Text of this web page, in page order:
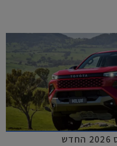
בתוספת טכנולוגיה חדשה, בטיחות
סיוע היברידית מתונה במחיר